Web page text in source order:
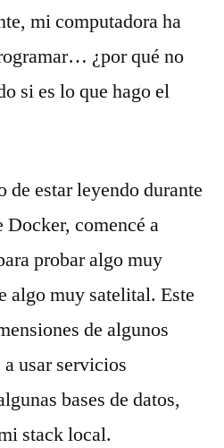
mi computadora ha
¿por qué no
si es lo que hago el
de estar leyendo durante
comencé a
probar algo muy
algo muy satelital. Este
de algunos
usar servicios
bases de datos,
stack local.